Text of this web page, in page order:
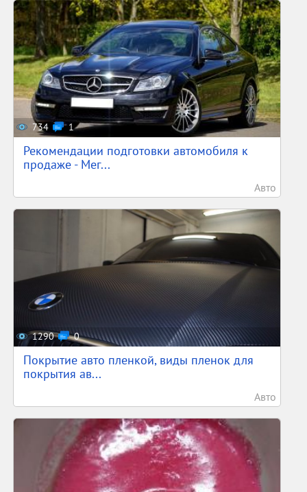
734 1
Рекомендации подготовки автомобиля к
продаже - Мег...
Авто
1290 0
Покрытие авто пленкой, виды пленок для
покрытия ав...
Авто